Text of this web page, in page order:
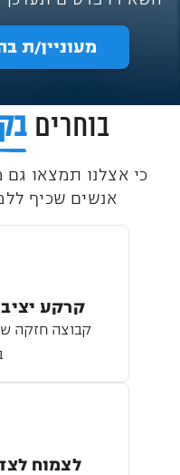
מעוניין/ת
בוחרים
כי אצלנו תמצאו
אנשים שכיף
קרקע
קבוצה חזקה
לצמוח